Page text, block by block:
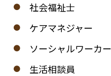
社会福祉士
ケアマネジャー
ソーシャルワーカー
生活相談員